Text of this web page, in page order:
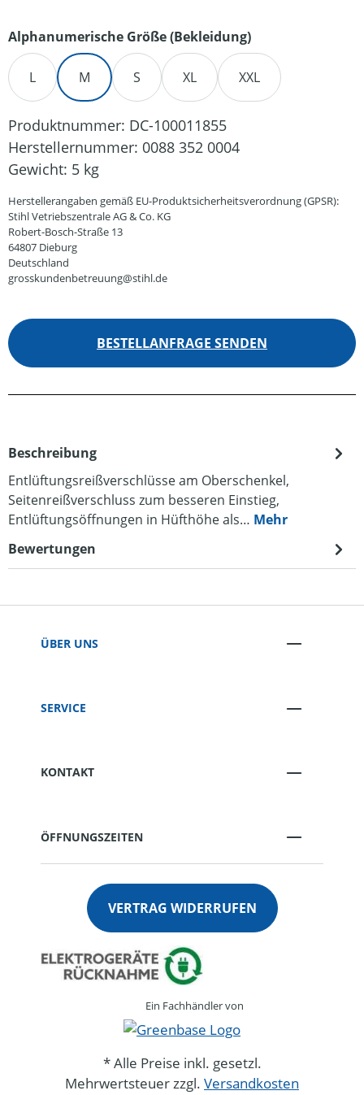
Alphanumerische Größe (Bekleidung)auswählen
L M S XL XXL
Produktnummer: DC-100011855
Herstellernummer: 0088 352 0004
Gewicht: 5 kg
Herstellerangaben gemäß EU-Produktsicherheitsverordnung (GPSR):
Stihl Vetriebszentrale AG & Co. KG
Robert-Bosch-Straße 13
64807 Dieburg
Deutschland
grosskundenbetreuung@stihl.de
BESTELLANFRAGE SENDEN
Beschreibung
Entlüftungsreißverschlüsse am Oberschenkel,
Seitenreißverschluss zum besseren Einstieg,
Entlüftungsöffnungen in Hüfthöhe als… Mehr
Bewertungen
ÜBER UNS
SERVICE
KONTAKT
ÖFFNUNGSZEITEN
VERTRAG WIDERRUFEN
Ein Fachhändler von
* Alle Preise inkl. gesetzl.
Mehrwertsteuer zzgl. Versandkosten